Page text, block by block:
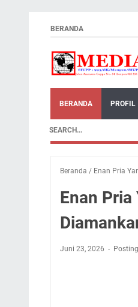
BERANDA
BERANDA PROFIL
Beranda / Enan Pria
Enan
Juni 23, 2026